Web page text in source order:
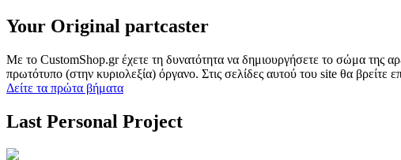
Your Original partcaster
Με το CustomShop.gr έχετε τη δυνατότητα να δημιουργήσετε το σώμα της
πρωτότυπο (στην κυριολεξία) όργανο. Στις σελίδες αυτού του site θα βρείτε
Δείτε τα πρώτα βήματα
Last Personal Project